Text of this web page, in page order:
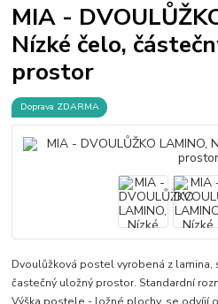
MIA -
Nízké čelo,
prostor
Doprava ZDARMA
Dvoulůžková postel vyrobená z lamina,
častečný uložný prostor. Standardní
Výška postele - ložné plochy, se odvíjí